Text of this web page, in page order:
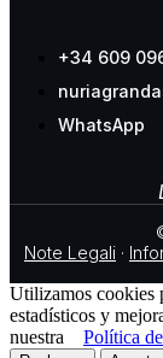
+34 609
WhatsApp
Note Legali ·
Utilizamos cookies
estadísticos y
nuestra Política